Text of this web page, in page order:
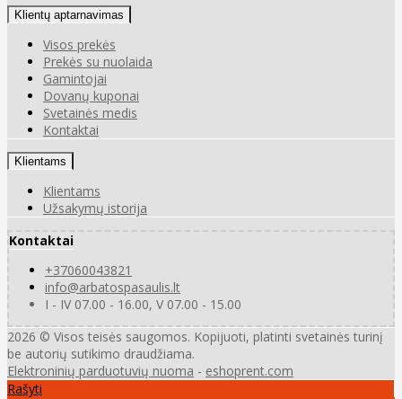
Klientų aptarnavimas
Visos prekės
Prekės su nuolaida
Gamintojai
Dovanų kuponai
Svetainės medis
Kontaktai
Klientams
Klientams
Užsakymų istorija
Kontaktai
+37060043821
info@arbatospasaulis.lt
I - IV 07.00 - 16.00, V 07.00 - 15.00
2026 © Visos teisės saugomos. Kopijuoti, platinti svetainės turinį
be autorių sutikimo draudžiama.
Elektroninių parduotuvių nuoma - eshoprent.com
Rašyti